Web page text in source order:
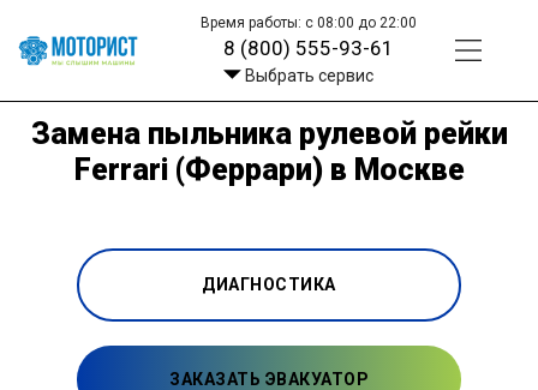
Время работы: с 08:00 до 22:00
8 (800) 555-93-61
Выбрать сервис
Замена пыльника рулевой рейки
Ferrari (Феррари) в Москве
ДИАГНОСТИКА
ЗАКАЗАТЬ ЭВАКУАТОР